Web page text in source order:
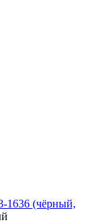
1636 (чёрный,